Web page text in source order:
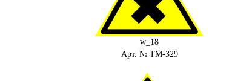
w_18
Арт. № ТМ-329